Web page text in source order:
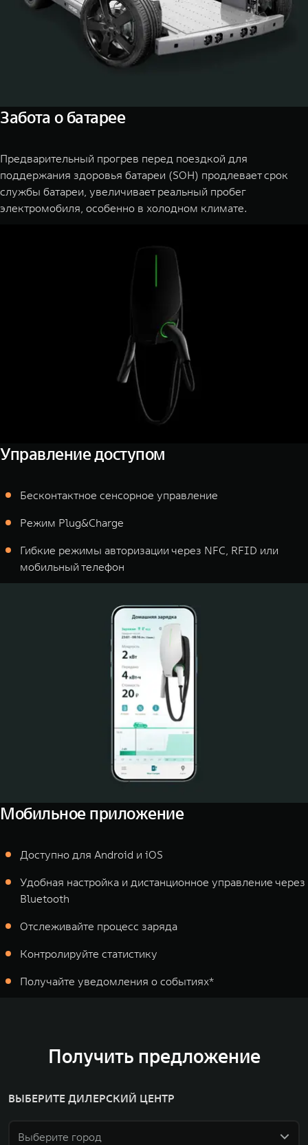
Забота о батарее
Предварительный прогрев перед поездкой для
поддержания здоровья батареи (SOH) продлевает срок
службы батареи, увеличивает реальный пробег
электромобиля, особенно в холодном климате.
Управление доступом
Бесконтактное сенсорное управление
Режим Plug&Charge
Гибкие режимы авторизации через NFC, RFID или
мобильный телефон
Мобильное приложение
Доступно для Android и iOS
Удобная настройка и дистанционное управление через
Bluetooth
Отслеживайте процесс заряда
Контролируйте статистику
Получайте уведомления о событиях*
Получить предложение
ВЫБЕРИТЕ ДИЛЕРСКИЙ ЦЕНТР
Выберите город